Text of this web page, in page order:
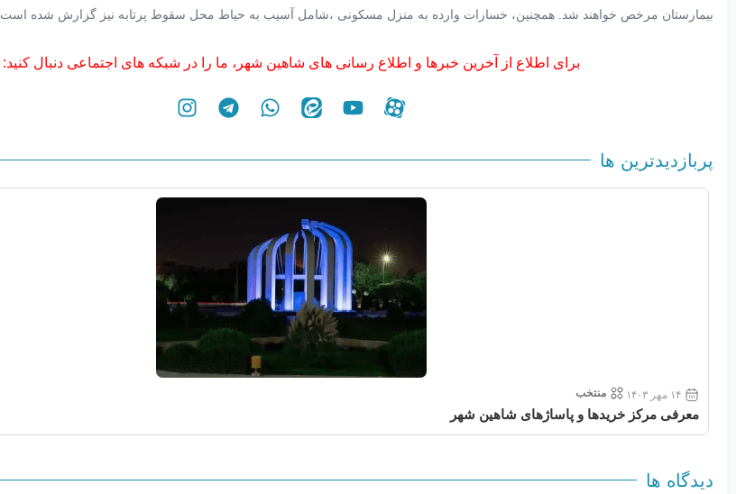
بیمارستان مرخص خواهند شد. همچنین، خسارات وارده به منزل مسکونی ،‌شامل آسیب به حیاط محل سقوط پرتابه نیز گزارش شده است.
برای اطلاع از آخرین خبرها و اطلاع رسانی های شاهین شهر، ما را در شبکه های اجتماعی دنبال کنید:
پربازدیدترین ها
۱۴ مهر ۱۴۰۳ منتخب
معرفی مرکز خریدها و پاساژهای شاهین شهر
دیدگاه ها